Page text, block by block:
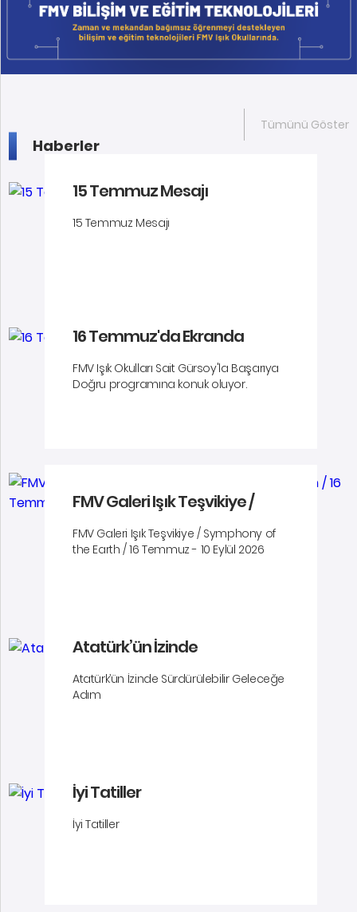
Haberler
Tümünü Göster
15 Temmuz Mesajı
15 Temmuz Mesajı
16 Temmuz'da Ekranda
FMV Işık Okulları Sait Gürsoy'la Başarıya
Doğru programına konuk oluyor.
FMV Galeri Işık Teşvikiye /
Symphony of the Earth / 16
Temmuz - 10 Eylül 2026
FMV Galeri Işık Teşvikiye / Symphony of
the Earth / 16 Temmuz - 10 Eylül 2026
Atatürk’ün İzinde
Sürdürülebilir Geleceğe Adım
Atatürk’ün İzinde Sürdürülebilir Geleceğe
Adım
İyi Tatiller
İyi Tatiller